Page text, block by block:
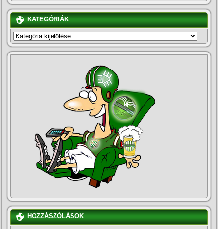
KATEGÓRIÁK
KATEGÓRIÁK
HOZZÁSZÓLÁSOK